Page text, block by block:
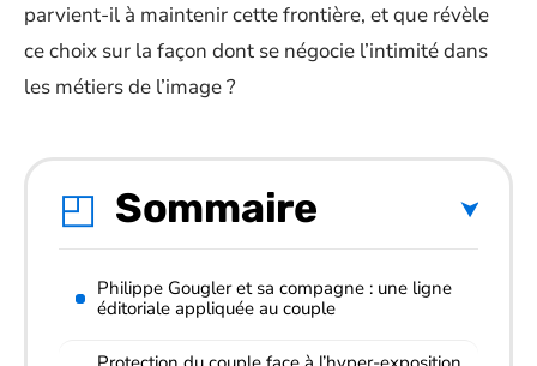
parvient-il à maintenir cette frontière, et que révèle
ce choix sur la façon dont se négocie l’intimité dans
les métiers de l’image ?
Sommaire
Philippe Gougler et sa compagne : une ligne
éditoriale appliquée au couple